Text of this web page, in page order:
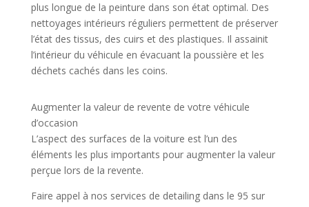
plus longue de la peinture dans son état optimal. Des
nettoyages intérieurs réguliers permettent de préserver
l’état des tissus, des cuirs et des plastiques. Il assainit
l’intérieur du véhicule en évacuant la poussière et les
déchets cachés dans les coins.
Augmenter la valeur de revente de votre véhicule
d’occasion
L’aspect des surfaces de la voiture est l’un des
éléments les plus importants pour augmenter la valeur
perçue lors de la revente.
Faire appel à nos services de detailing dans le 95 sur